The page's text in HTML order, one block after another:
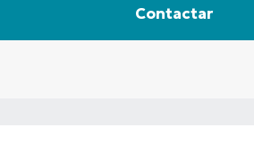
Contactar